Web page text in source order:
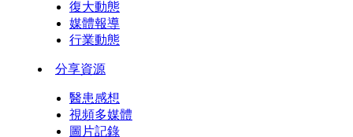
復大動態
媒體報導
行業動態
分享資源
醫患感想
視頻多媒體
圖片記錄